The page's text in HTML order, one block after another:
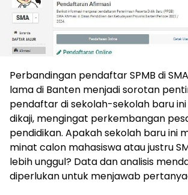
Perbandingan pendaftar SPMB di
lama di Banten menjadi sorotan
pendaftar di sekolah-sekolah baru
dikaji, mengingat perkembangan
pendidikan. Apakah sekolah baru ini
minat calon mahasiswa atau justru
lebih unggul? Data dan analisis
diperlukan untuk menjawab